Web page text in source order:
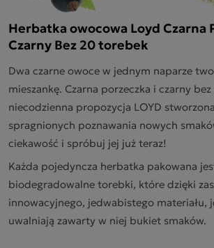
Herbatka owocowa Loyd Czarna
Czarny Bez 20 torebek
Dwa czarne owoce w jednym naparze
mieszankę. Czarna porzeczka i czarny
niecodzienna propozycja LOYD
spragnionych poznawania nowych
ciekawość i spróbuj jej już teraz!
Każda pojedyncza herbatka pakowana
biodegradowalne torebki, które dzięki
innowacyjnego, jedwabistego materiału,
uwalniają zawarty w niej bukiet smaków.